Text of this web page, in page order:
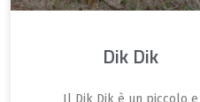
Dik Dik
Il Dik Dik è un piccolo e